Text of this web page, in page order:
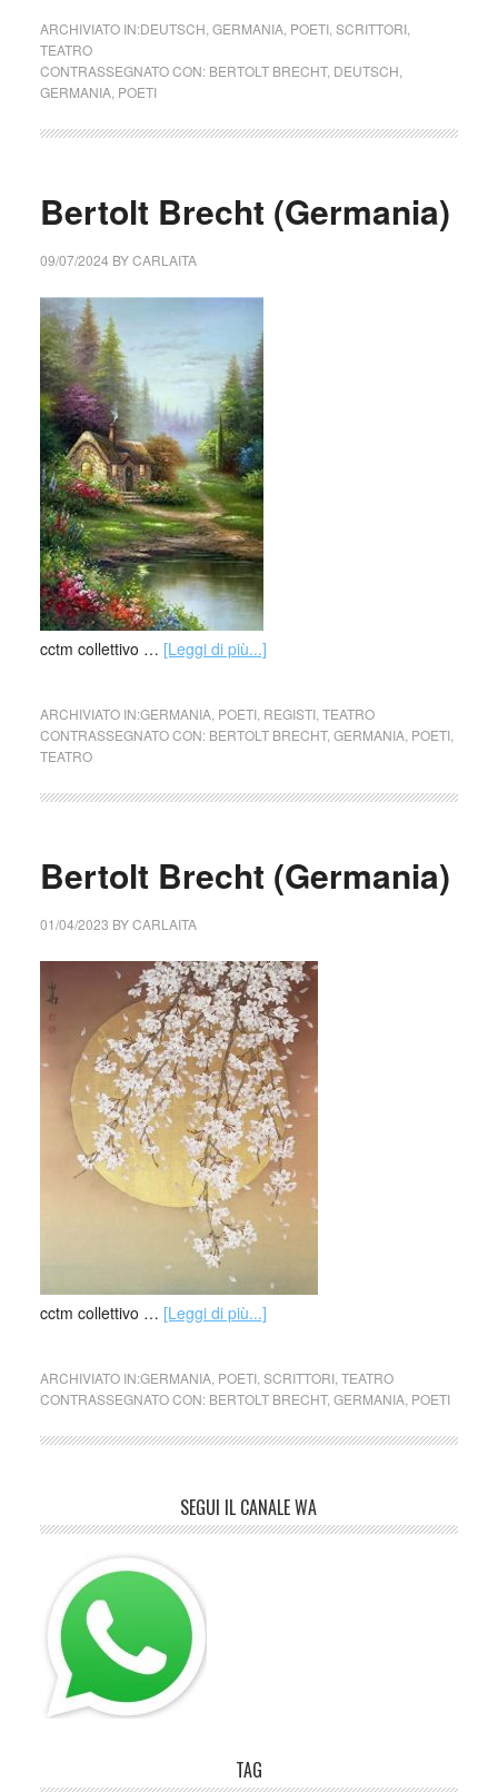
ARCHIVIATO IN:DEUTSCH GERMANIA, POETI, SCRITTORI,
TEATRO
CONTRASSEGNATO CON: BERTOLT BRECHT, DEUTSCH
GERMANIA, POETI
Bertolt Brecht (Germania)
09/07/2024 BYCARLAITA
cctm collettivo … [Leggi di più...]
ARCHIVIATO IN:GERMANIA, POETI, REGISTI, TEATRO
CONTRASSEGNATO CON: BERTOLT BRECHT, GERMANIA, POETI,
TEATRO
Bertolt Brecht (Germania)
01/04/2023 BYCARLAITA
cctm collettivo … [Leggi di più...]
ARCHIVIATO IN:GERMANIA, POETI, SCRITTORI, TEATRO
CONTRASSEGNATO CON: BERTOLT BRECHT, GERMANIA, POETI
SEGUI IL CANALE WA
TAG